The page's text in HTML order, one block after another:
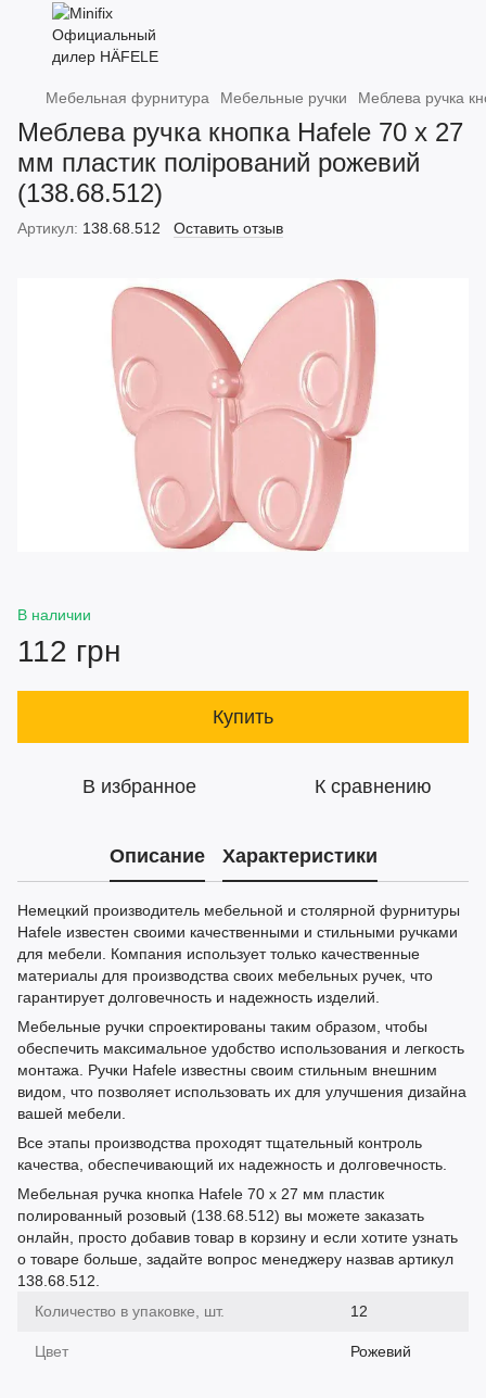
Мебельная фурнитура Мебельные ручки Меблева ручка
Меблева ручка кнопка Hafele 70 х 27
мм пластик полірований рожевий
(138.68.512)
Артикул: 138.68.512 Оставить отзыв
В наличии
112 грн
Купить
В избранное К сравнению
Описание Характеристики
Немецкий производитель мебельной и столярной фурнитуры
Hafele известен своими качественными и стильными ручками
для мебели. Компания использует только качественные
материалы для производства своих мебельных ручек, что
гарантирует долговечность и надежность изделий.
Мебельные ручки спроектированы таким образом, чтобы
обеспечить максимальное удобство использования и легкость
монтажа. Ручки Hafele известны своим стильным внешним
видом, что позволяет использовать их для улучшения дизайна
вашей мебели.
Все этапы производства проходят тщательный контроль
качества, обеспечивающий их надежность и долговечность.
Мебельная ручка кнопка Hafele 70 х 27 мм пластик
полированный розовый (138.68.512) вы можете заказать
онлайн, просто добавив товар в корзину и если хотите узнать
о товаре больше, задайте вопрос менеджеру назвав артикул
138.68.512.
Количество в упаковке, шт.
12
Цвет Рожевий